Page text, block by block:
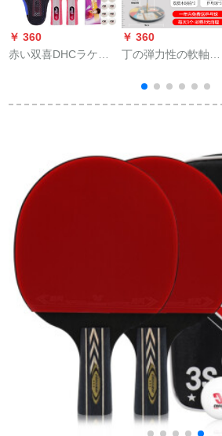
￥ 360
赤い双喜DHCラケト
します。両面のゴムT
摘んでセツの卓球の
星を付けます。
￥ 360
丁の弾力性の軟軸の
は、ネットの赤い神
の器を訓練してか
ちゃんの家庭用【ス
タレンレス】大きな
口のサーの高さは家
族の金を調節するこ